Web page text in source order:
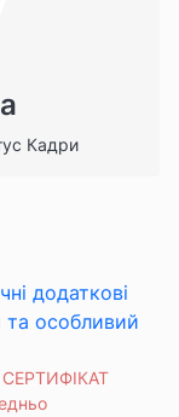
Кадри
додаткові
та особливий
СЕРТИФІКАТ